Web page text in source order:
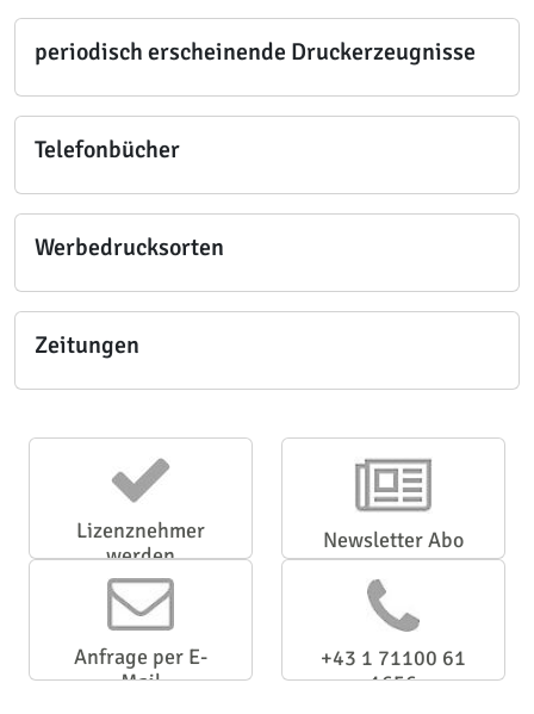
periodisch erscheinende Druckerzeugnisse
Telefonbücher
Werbedrucksorten
Zeitungen
Lizenznehmer
werden
Newsletter Abo
Anfrage per E-
Mail
+43 1 71100 61
1656